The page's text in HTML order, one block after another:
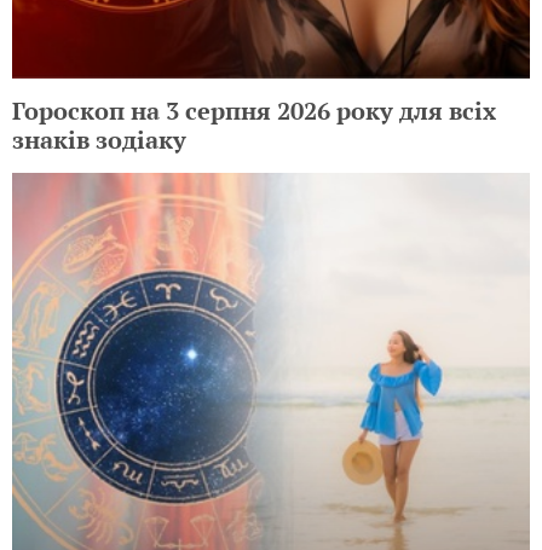
Гороскоп на 3 серпня 2026 року для всіх
знаків зодіаку